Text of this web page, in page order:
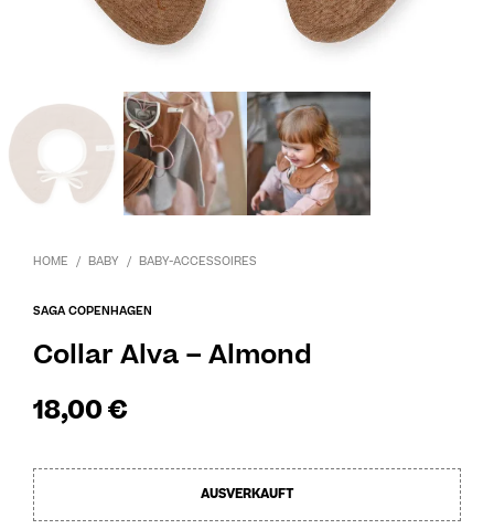
HOME / BABY / BABY-ACCESSOIRES
SAGA COPENHAGEN
Collar Alva – Almond
18,00€
AUSVERKAUFT